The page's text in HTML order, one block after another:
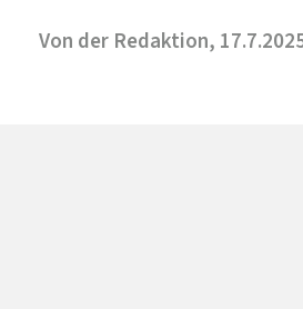
Von der Redaktion,